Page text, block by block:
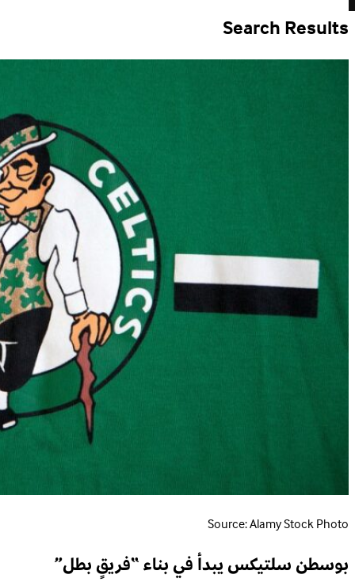
Search Results
Source: Alamy Stock Photo
بوسطن سلتيكس يبدأ في بناء “فريقٍ بطل”